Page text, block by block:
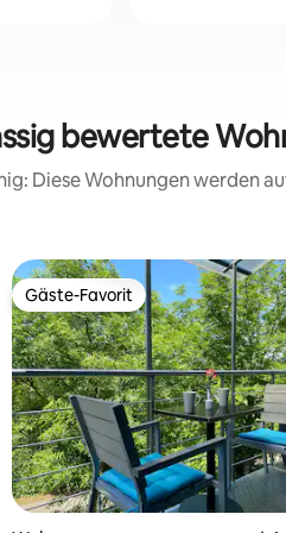
bewertete
Diese Wohnungen werden
Gäste-Favorit
Gäste-Favorit